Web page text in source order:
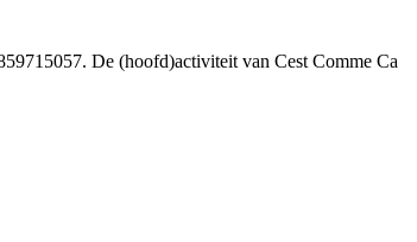
De (hoofd)activiteit van Cest Comme Ca